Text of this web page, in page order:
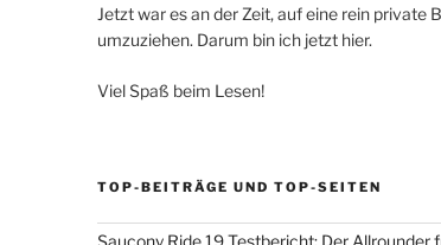
Jetzt war es an der Zeit, auf eine rein private
umzuziehen. Darum bin ich jetzt hier.
Viel Spaß beim Lesen!
TOP-BEITRÄGE UND TOP-SEITEN
Saucony Ride 19 Testbericht: Der Allrounder